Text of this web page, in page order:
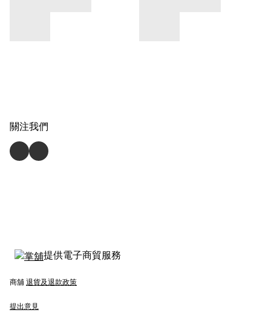
關注我們
提供電子商貿服務
商舖 退貨及退款政策
提出意見